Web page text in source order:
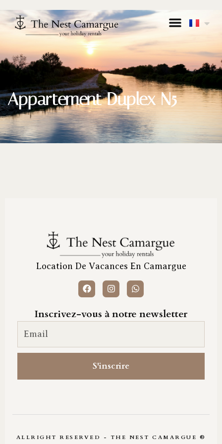
Appartement Duplex N5
Location De Vacances En Camargue
Inscrivez-vous à notre newsletter
S'inscrire
ALLRIGHT RESERVED - THE NEST CAMARGUE ®